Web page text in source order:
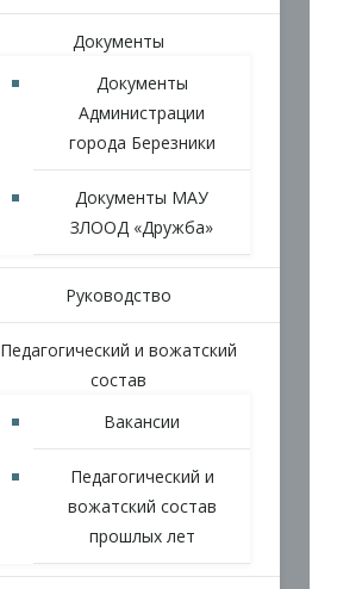
Документы
Документы
Администрации
города Березники
Документы МАУ
ЗЛООД «Дружба»
Руководство
Педагогический и вожатский
состав
Вакансии
Педагогический и
вожатский состав
прошлых лет